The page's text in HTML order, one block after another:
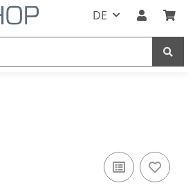
DE